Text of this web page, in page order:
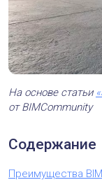
На основе статьи
от BIMCommunity
Содержание
Преимущества